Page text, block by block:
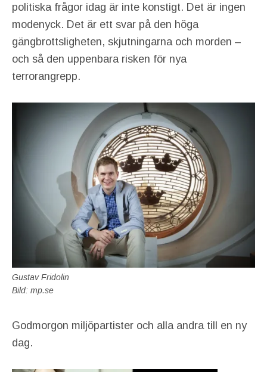
politiska frågor idag är inte konstigt. Det är ingen
modenyck. Det är ett svar på den höga
gängbrottsligheten, skjutningarna och morden –
och så den uppenbara risken för nya
terrorangrepp.
Gustav Fridolin
Bild: mp.se
Godmorgon miljöpartister och alla andra till en ny
dag.